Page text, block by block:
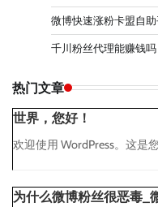
微博快速涨粉卡盟自助
千川粉丝代理能赚钱吗
热门文章
世界，您好！
欢迎使用 WordPress。这是
为什么微博粉丝很恶毒_